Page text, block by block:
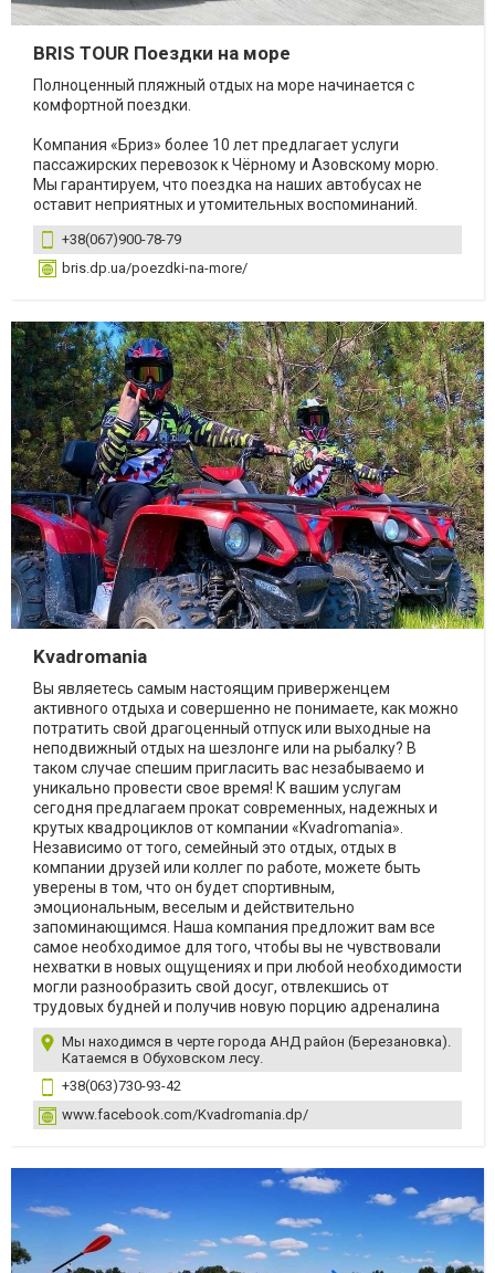
BRIS TOUR Поездки на море
Полноценный пляжный отдых на море начинается с
комфортной поездки.
Компания «Бриз» более 10 лет предлагает услуги
пассажирских перевозок к Чёрному и Азовскому морю.
Мы гарантируем, что поездка на наших автобусах не
оставит неприятных и утомительных воспоминаний.
+38(067)900-78-79
bris.dp.ua/poezdki-na-more/
Kvadromania
Вы являетесь самым настоящим приверженцем
активного отдыха и совершенно не понимаете, как можно
потратить свой драгоценный отпуск или выходные на
неподвижный отдых на шезлонге или на рыбалку? В
таком случае спешим пригласить вас незабываемо и
уникально провести свое время! К вашим услугам
сегодня предлагаем прокат современных, надежных и
крутых квадроциклов от компании «Kvadromania».
Независимо от того, семейный это отдых, отдых в
компании друзей или коллег по работе, можете быть
уверены в том, что он будет спортивным,
эмоциональным, веселым и действительно
запоминающимся. Наша компания предложит вам все
самое необходимое для того, чтобы вы не чувствовали
нехватки в новых ощущениях и при любой необходимости
могли разнообразить свой досуг, отвлекшись от
трудовых будней и получив новую порцию адреналина
Мы находимся в черте города АНД район (Березановка).
Катаемся в Обуховском лесу.
+38(063)730-93-42
www.facebook.com/Kvadromania.dp/